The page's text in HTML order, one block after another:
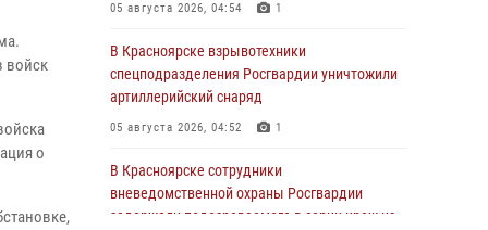
войск
о
05 августа 2026, 04:54 1
В Красноярске взрывотехники
спецподразделения Росгвардии уничтожили
артиллерийский снаряд
05 августа 2026, 04:52 1
В Красноярске сотрудники
вневедомственной охраны Росгвардии
задержали подозреваемого в серии краж из